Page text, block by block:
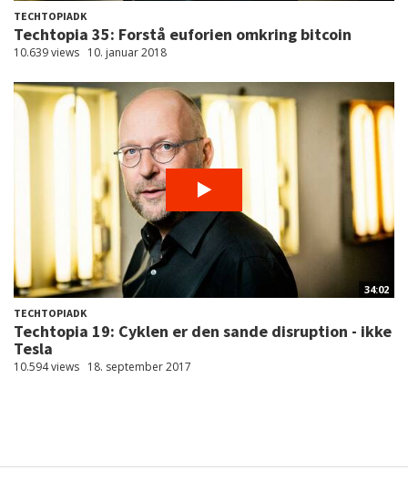
TECHTOPIADK
Techtopia 35: Forstå euforien omkring bitcoin
10.639 views 10. januar 2018
34:02
TECHTOPIADK
Techtopia 19: Cyklen er den sande disruption - ikke
Tesla
10.594 views 18. september 2017